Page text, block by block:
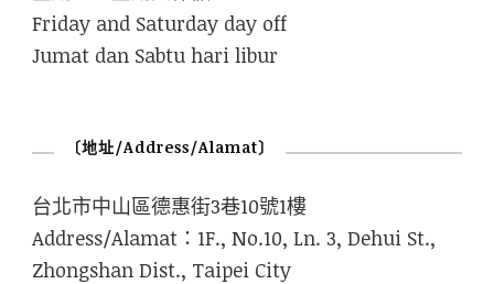
Friday and Saturday day off
Jumat dan Sabtu hari libur
〔地址/Address/Alamat〕
台北市中山區德惠街3巷10號1樓
Address/Alamat：1F., No.10, Ln. 3, Dehui St.,
Zhongshan Dist., Taipei City